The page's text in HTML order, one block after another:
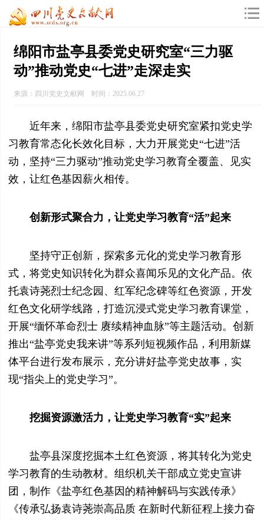
绵阳市盐亭县委党史研究室“三力驱
动”推动党史“七进”走深走实
来源：四川党史文献网 时间：2025.06.27
近年来，绵阳市盐亭县委党史研究室紧扣党史学
习教育常态化长效化目标，大力开展党史“七进”活
动，坚持“三力驱动”推动党史学习教育全覆盖、见实
效，让红色基因薪火相传。
创新形式聚合力，让党史学习教育“活”起来
坚持守正创新，探索多元化的党史学习教育形
式，将党史知识转化为群众喜闻乐见的文化产品。依
托袁诗荛烈士纪念园、红军纪念碑等红色资源，开发
红色文化研学线路，打造沉浸式党史学习教育课堂，
开展“缅怀革命烈士 赓续精神血脉”等主题活动。创新
推出“盐亭党史我来讲”等系列短视频作品，利用新媒
体平台进行发布展示，充分讲好盐亭党史故事，实
现“指尖上的党史学习”。
挖掘资源激活力，让党史学习教育“实”起来
盐亭县深度挖掘本土红色资源，将其转化为党史
学习教育的生动教材。组织机关干部成立党史宣讲
团，制作《盐亭红色基因的精神解码与实践传承》
《传承弘扬袁诗荛崇高品质 在新时代新征程上接力奋